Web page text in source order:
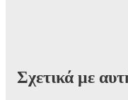
Σχετικά με